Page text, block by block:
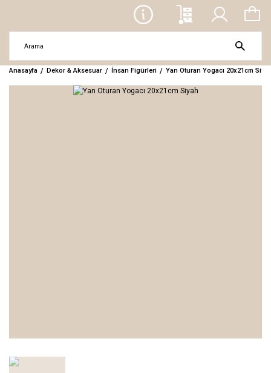
Anasayfa Dekor & Aksesuar İnsan Figürleri Yan Oturan Yogacı 20x21cm